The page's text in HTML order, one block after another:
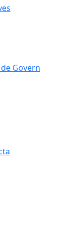
Govern